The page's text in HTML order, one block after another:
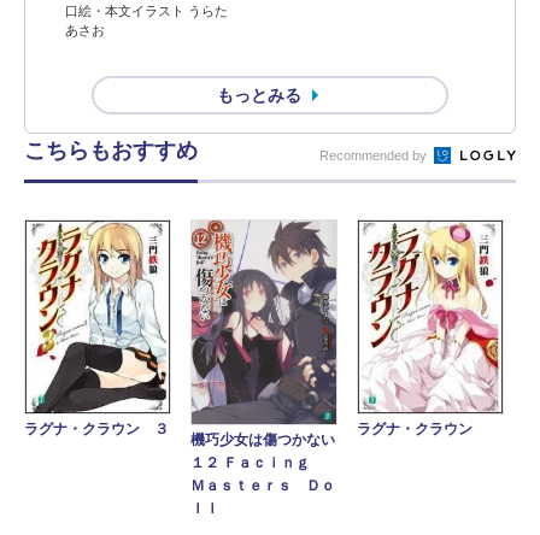
口絵・本文イラスト うらた
あさお
もっとみる
こちらもおすすめ Recommended by
ラグナ・クラウン ３
機巧少女は傷つかない
１２ Ｆａｃｉｎｇ
Ｍａｓｔｅｒｓ Ｄｏ
ｌｌ
ラグナ・クラウン